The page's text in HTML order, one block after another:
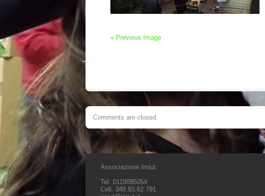
« Previous Image
Comments are closed.
Associazione Imiut
Tel. 0119085054
Cell. 348.93.62.791